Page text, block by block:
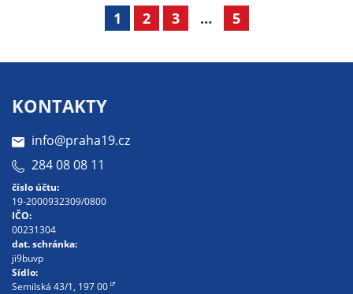
1 2 3 … 5
KONTAKTY
info@praha19.cz
284 08 08 11
číslo účtu:
19-2000932309/0800
IČO:
00231304
dat. schránka:
ji9buvp
Sídlo:
Semilská 43/1, 197 00
subjektů. Díky
tomu můžeme
založené na Vašich